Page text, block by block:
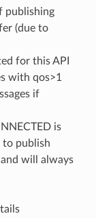
publishing
(due to
for this API
with qos>1
if
is
to publish
will always